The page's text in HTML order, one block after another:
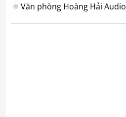
Văn phòng Hoàng Hải Audio